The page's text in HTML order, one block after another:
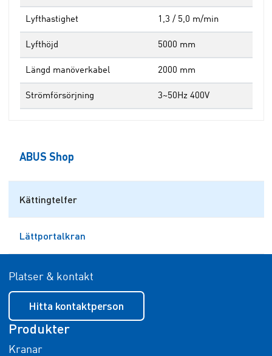
ABUS Shop
Kättingtelfer
Lättportalkran
Lyfthastighet 1,3 / 5,0 m/min
Lyfthöjd 5000 mm
Längd manöverkabel 2000 mm
Strömförsörjning 3~50Hz 400V
Platser & kontakt
Hitta kontaktperson
Produkter
Kranar